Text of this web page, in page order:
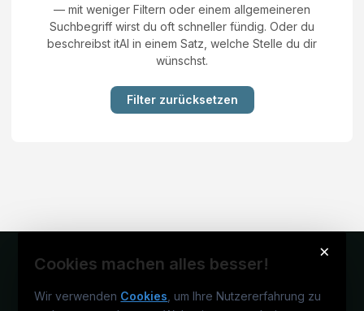
— mit weniger Filtern oder einem allgemeineren
Suchbegriff wirst du oft schneller fündig. Oder du
beschreibst itAI in einem Satz, welche Stelle du dir
wünschst.
Filter zurücksetzen
×
Cookies machen alles besser!
Wir verwenden Cookies , um Ihre Nutzererfahrung zu